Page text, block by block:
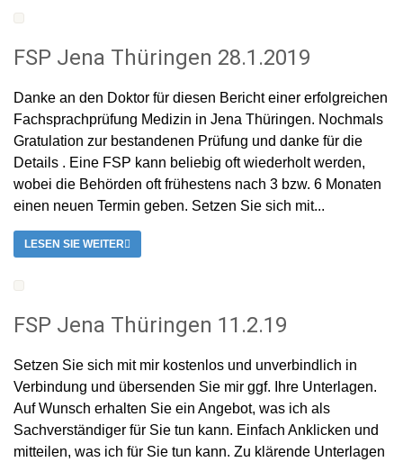
FSP Jena Thüringen 28.1.2019
Danke an den Doktor für diesen Bericht einer erfolgreichen
Fachsprachprüfung Medizin in Jena Thüringen. Nochmals
Gratulation zur bestandenen Prüfung und danke für die
Details . Eine FSP kann beliebig oft wiederholt werden,
wobei die Behörden oft frühestens nach 3 bzw. 6 Monaten
einen neuen Termin geben. Setzen Sie sich mit...
LESEN SIE WEITER
FSP Jena Thüringen 11.2.19
Setzen Sie sich mit mir kostenlos und unverbindlich in
Verbindung und übersenden Sie mir ggf. Ihre Unterlagen.
Auf Wunsch erhalten Sie ein Angebot, was ich als
Sachverständiger für Sie tun kann. Einfach Anklicken und
mitteilen, was ich für Sie tun kann. Zu klärende Unterlagen